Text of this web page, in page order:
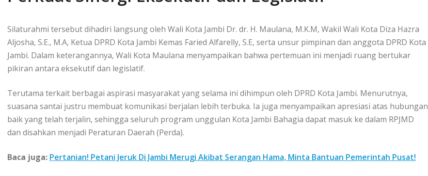
Silaturahmi tersebut dihadiri langsung oleh Wali Kota Jambi Dr. dr. H. Maulana, M.K.M, Wakil Wali Kota Diza Hazra
Aljosha, S.E., M.A, Ketua DPRD Kota Jambi Kemas Faried Alfarelly, S.E, serta unsur pimpinan dan anggota DPRD Kota
Jambi. Dalam keterangannya, Wali Kota Maulana menyampaikan bahwa pertemuan ini menjadi ruang bertukar
pikiran antara eksekutif dan legislatif.
Terutama terkait berbagai aspirasi masyarakat yang selama ini dihimpun oleh DPRD Kota Jambi. Menurutnya,
suasana santai justru membuat komunikasi berjalan lebih terbuka. Ia juga menyampaikan apresiasi atas hubungan
baik yang telah terjalin, sehingga seluruh program unggulan Kota Jambi Bahagia dapat masuk ke dalam RPJMD
dan disahkan menjadi Peraturan Daerah (Perda).
Baca juga: Pertanian! Petani Jeruk Di Jambi Merugi Akibat Serangan Hama, Minta Bantuan Pemerintah Pusat!